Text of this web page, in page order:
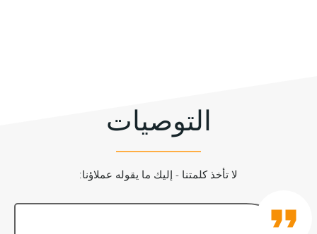
التوصيات
لا تأخذ كلمتنا - إليك ما يقوله عملاؤنا: